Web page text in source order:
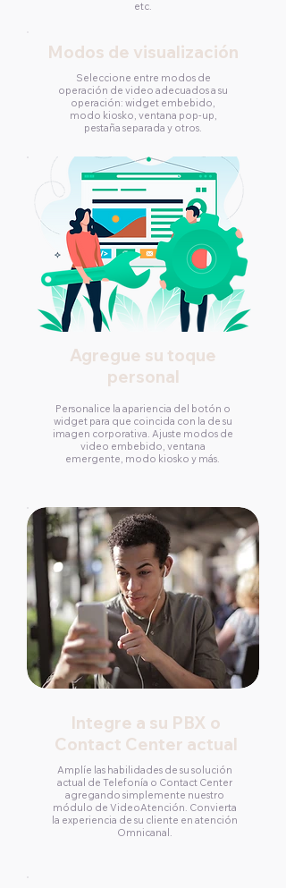
etc.
Modos de visualización
Seleccione entre modos de
operación de video adecuados a su
operación: widget embebido,
modo kiosko, ventana pop-up,
pestaña separada y otros.
Agregue su toque
personal
Personalice la apariencia del botón o
widget para que coincida con la de su
imagen corporativa. Ajuste modos de
video embebido, ventana
emergente, modo kiosko y más.
Integre a su PBX o
Contact Center actual
Amplíe las habilidades de su solución
actual de Telefonía o Contact Center
agregando simplemente nuestro
módulo de VideoAtención. Convierta
la experiencia de su cliente en atención
Omnicanal.